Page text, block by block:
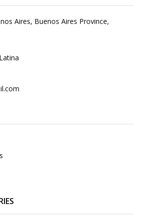
Aires, Buenos Aires Province,